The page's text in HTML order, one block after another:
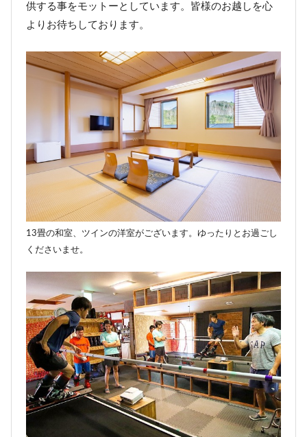
供する事をモットーとしています。皆様のお越しを心
よりお待ちしております。
13畳の和室、ツインの洋室がございます。ゆったりとお過ごし
くださいませ。